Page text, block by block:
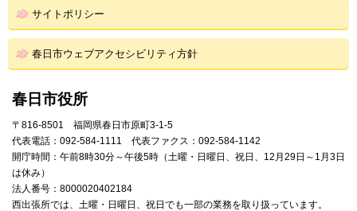
サイトポリシー
春日市ウェブアクセシビリティ方針
春日市役所
〒816-8501 福岡県春日市原町3-1-5
代表電話：092-584-1111 代表ファクス：092-584-1142
開庁時間：午前8時30分～午後5時（土曜・日曜日、祝日、12月29日～1月3日
は休み）
法人番号：8000020402184
西出張所では、土曜・日曜日、祝日でも一部の業務を取り扱っています。